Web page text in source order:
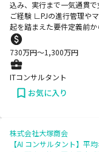
込み、実行まで一気通貫
ご経験 ∟PJの進行管理や
起を踏まえた要件定義前
730万円〜1,300万円
ITコンサルタント
お気に入り
株式会社大塚商会
【AI コンサルタント】平